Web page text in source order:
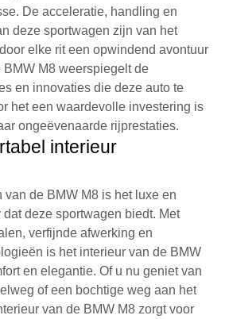
De acceleratie, handling en
deze sportwagen zijn van het
elke rit een opwindend avontuur
M8 weerspiegelt de
en innovaties die deze auto te
het een waardevolle investering is
ongeëvenaarde rijprestaties.
interieur
van de BMW M8 is het luxe en
deze sportwagen biedt. Met
verfijnde afwerking en
is het interieur van de BMW
en elegantie. Of u nu geniet van
of een bochtige weg aan het
van de BMW M8 zorgt voor